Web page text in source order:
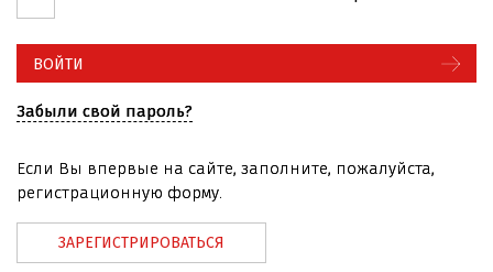
Забыли свой пароль?
Если Вы впервые на сайте, заполните, пожалуйста,
регистрационную форму.
ЗАРЕГИСТРИРОВАТЬСЯ